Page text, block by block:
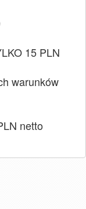
15 PLN
warunków
netto